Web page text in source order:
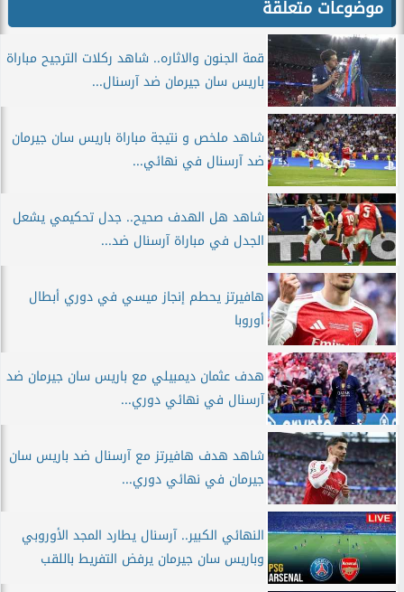
موضوعات متعلقة
قمة الجنون والاثاره.. شاهد ركلات الترجيح مباراة
باريس سان جيرمان ضد آرسنال...
شاهد ملخص و نتيجة مباراة باريس سان جيرمان
ضد آرسنال في نهائي...
شاهد هل الهدف صحيح.. جدل تحكيمي يشعل
الجدل في مباراة آرسنال ضد...
هافيرتز يحطم إنجاز ميسي في دوري أبطال
أوروبا
هدف عثمان ديمبيلي مع باريس سان جيرمان ضد
آرسنال في نهائي دوري...
شاهد هدف هافيرتز مع آرسنال ضد باريس سان
جيرمان في نهائي دوري...
النهائي الكبير.. آرسنال يطارد المجد الأوروبي
وباريس سان جيرمان يرفض التفريط باللقب